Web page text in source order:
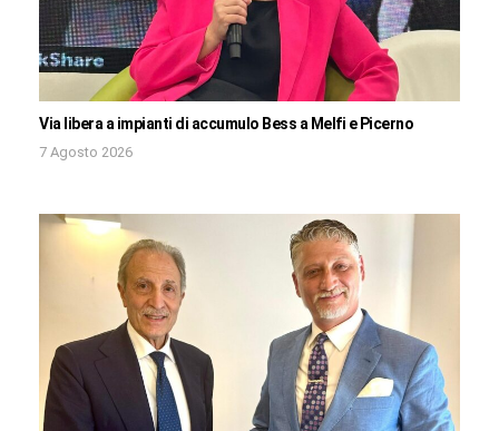
Via libera a impianti di accumulo Bess a Melfi e Picerno
7 Agosto 2026